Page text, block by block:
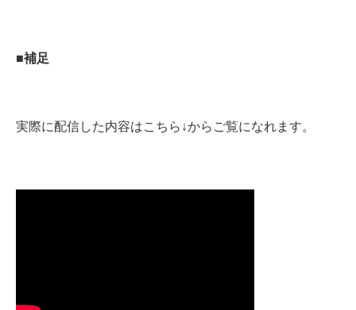
■補足
実際に配信した内容はこちら↓からご覧になれます。